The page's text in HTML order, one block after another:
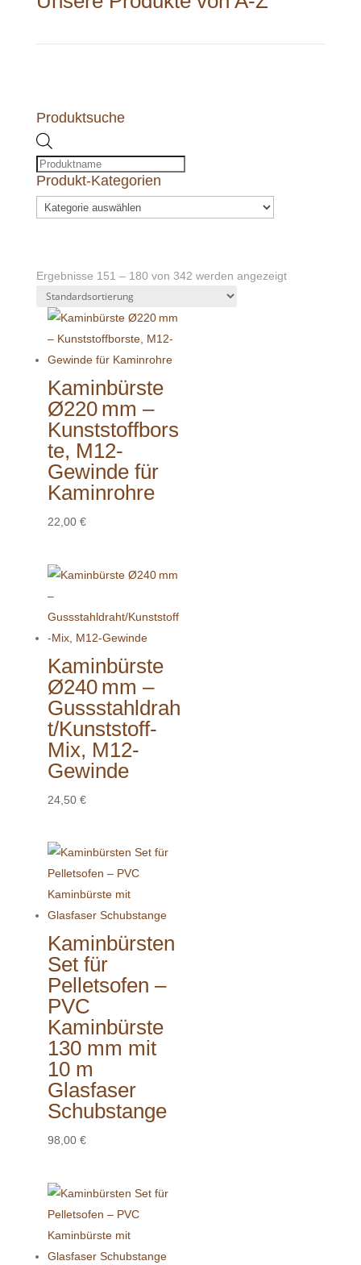
Produktsuche
search
Produkt-Kategorien
Ergebnisse 151 – 180 von 342 werden angezeigt
Kaminbürste
Ø220 mm –
Kunststoffbors
te, M12-
Gewinde für
Kaminrohre
22,00 €
Kaminbürste
Ø240 mm –
Gussstahldrah
t/Kunststoff-
Mix, M12-
Gewinde
24,50 €
Kaminbürsten
Set für
Pelletsofen –
PVC
Kaminbürste
130 mm mit
10 m
Glasfaser
Schubstange
98,00 €